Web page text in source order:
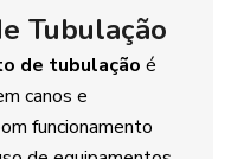
Tubulação
de tubulação é
canos e
funcionamento